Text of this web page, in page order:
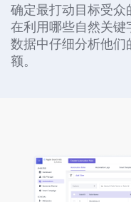
确定最打动目标受
在利用哪些自然关键
数据中仔细分析他
额。